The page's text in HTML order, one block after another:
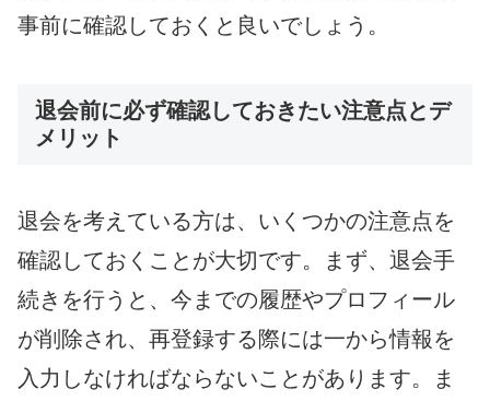
事前に確認しておくと良いでしょう。
退会前に必ず確認しておきたい注意点とデ
メリット
退会を考えている方は、いくつかの注意点を
確認しておくことが大切です。まず、退会手
続きを行うと、今までの履歴やプロフィール
が削除され、再登録する際には一から情報を
入力しなければならないことがあります。ま